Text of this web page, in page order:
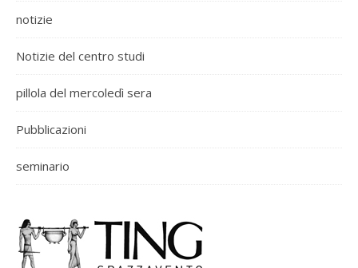
notizie
Notizie del centro studi
pillola del mercoledì sera
Pubblicazioni
seminario